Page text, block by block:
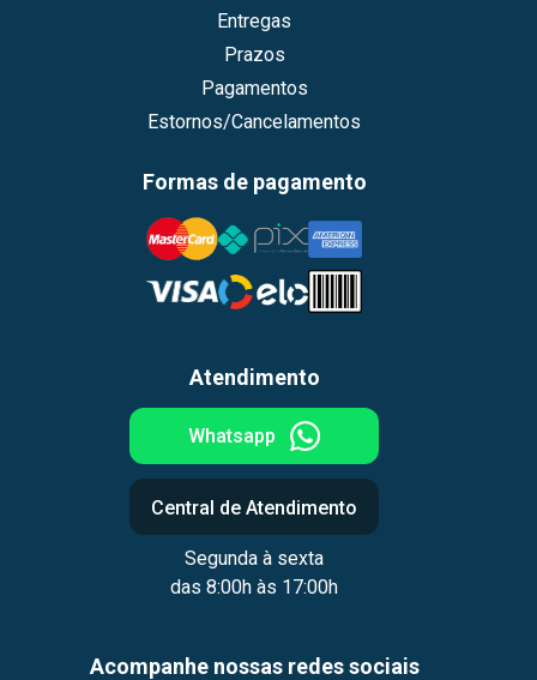
Entregas
Prazos
Pagamentos
Estornos/Cancelamentos
Formas de pagamento
Atendimento
Whatsapp
Central de Atendimento
Segunda à sexta
das 8:00h às 17:00h
Acompanhe nossas redes sociais